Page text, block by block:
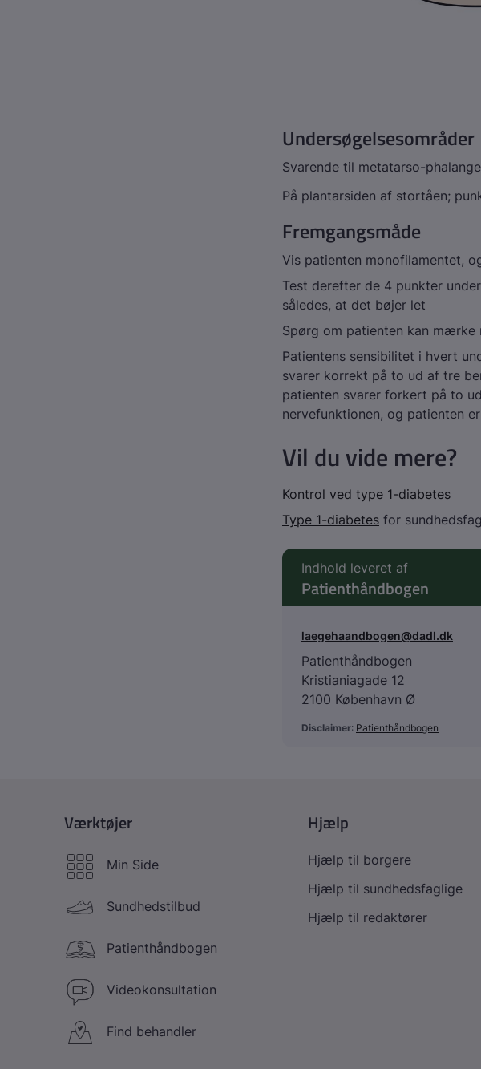
Undersøgelsesområder
Svarende til metatarso-
På plantarsiden af stortåen;
Fremgangsmåde
Vis patienten monofilamentet,
Test derefter de 4 punkter
således, at det bøjer let
Spørg om patienten kan
Patientens sensibilitet i hvert
svarer korrekt på to ud af tre
patienten svarer forkert på to
nervefunktionen, og patienten
Vil du vide mere?
Kontrol ved type 1-diabetes
Type 1-diabetes for
Indhold leveret af
Patienthåndbogen
laegehaandbogen@dadl.dk
Patienthåndbogen
Kristianiagade 12
2100 København Ø
Disclaimer: Patienthåndbogen